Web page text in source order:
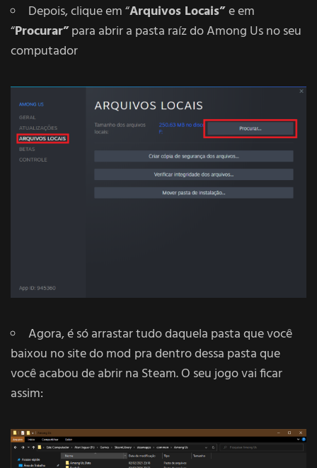
Depois, clique em “Arquivos Locais”e em
“Procurar”para abrir a pasta raíz do Among Us no seu
computador
Agora, é só arrastar tudo daquela pasta que você
baixou no site do mod pra dentro dessa pasta que
você acabou de abrir na Steam. O seu jogo vai ficar
assim: